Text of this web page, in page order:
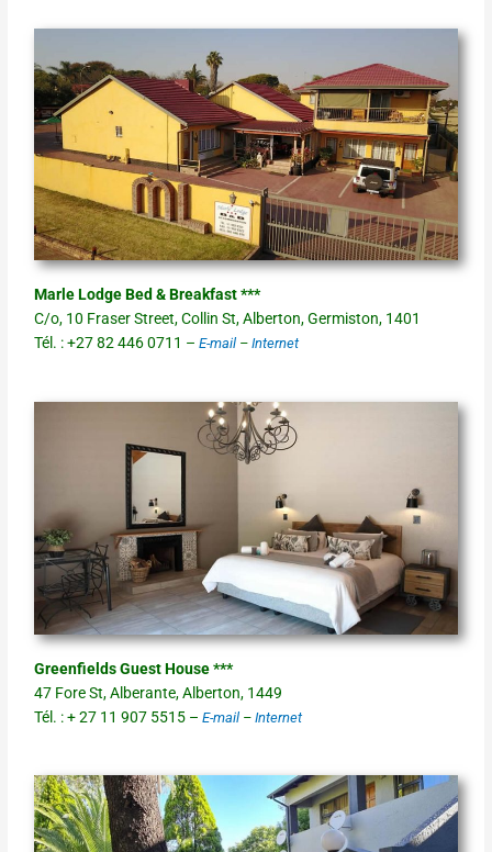
Marle Lodge Bed & Breakfast ***
C/o, 10 Fraser Street, Collin St, Alberton, Germiston, 1401
Tél. : +27 82 446 0711 –E-mail –Internet
Greenfields Guest House ***
47 Fore St, Alberante, Alberton, 1449
Tél. : + 27 11 907 5515 –E-mail –Internet